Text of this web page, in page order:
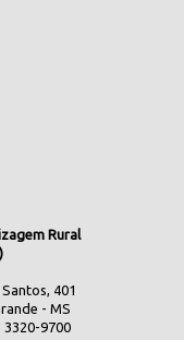
Rural
401
- MS
3320-9700